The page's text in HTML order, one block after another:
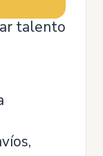
talento